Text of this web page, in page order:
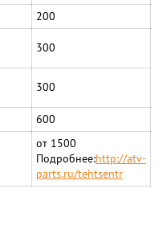
200
300
300
600
от 1500
Подробнее:http://atv-
parts.ru/tehtsentr